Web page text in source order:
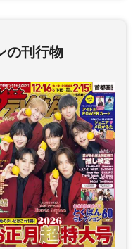
の刊行物